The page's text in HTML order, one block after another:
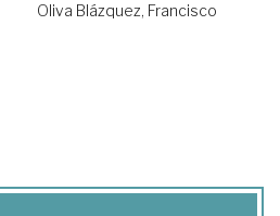
Oliva Blázquez, Francisco